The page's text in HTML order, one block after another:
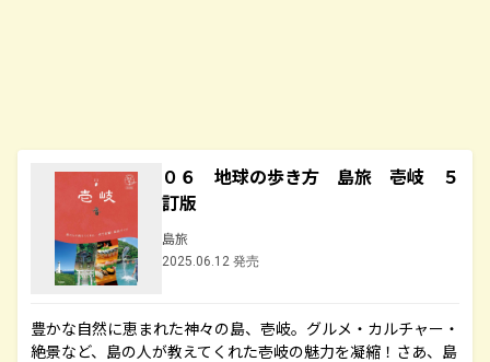
０６ 地球の歩き方 島旅 壱岐 ５
訂版
島旅
2025.06.12 発売
豊かな自然に恵まれた神々の島、壱岐。グルメ・カルチャー・
絶景など、島の人が教えてくれた壱岐の魅力を凝縮！さあ、島